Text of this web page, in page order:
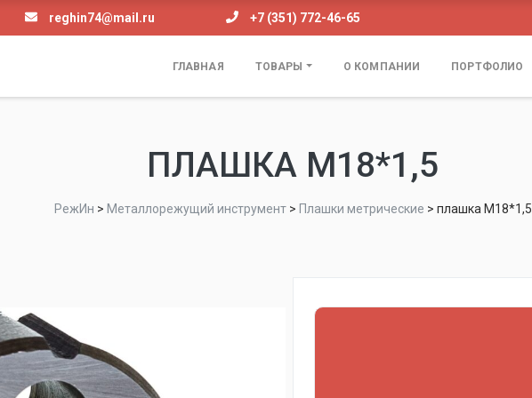
reghin74@mail.ru +7 (351) 772-46-65
ГЛАВНАЯ ТОВАРЫ О КОМПАНИИ ПОРТФОЛИО
ПЛАШКА М18*1,5
РежИн > Металлорежущий инструмент> Плашки метрические > плашка М18*1,5